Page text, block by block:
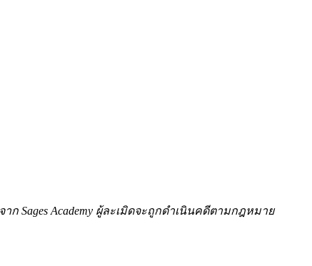
Sages Academy ผู้ละเมิดจะถูกดำเนินคดีตามกฎหมาย